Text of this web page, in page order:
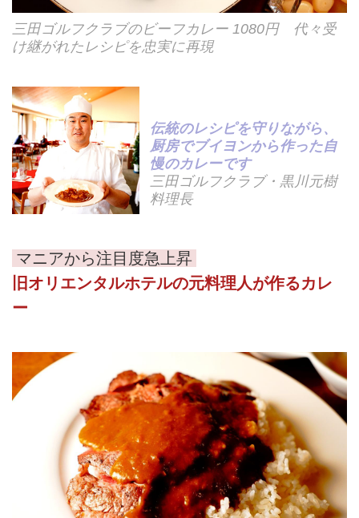
三田ゴルフクラブのビーフカレー 1080円 代々受
け継がれたレシピを忠実に再現
伝統のレシピを守りながら、
厨房でブイヨンから作った自
慢のカレーです
三田ゴルフクラブ・黒川元樹
料理長
マニアから注目度急上昇
旧オリエンタルホテルの元料理人が作るカレ
ー